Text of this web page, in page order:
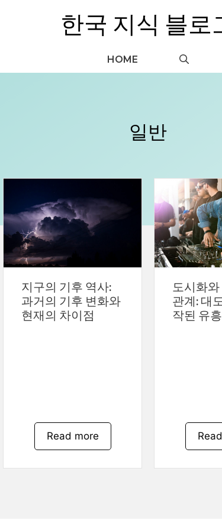
한국 지식 블로
HOME
일반
지구의 기후 역사:
과거의 기후 변화와
현재의 차이점
Read more
도시화
관계: 대
작된 유